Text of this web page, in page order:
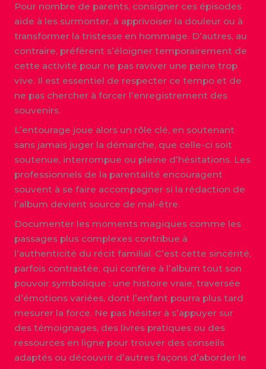
Pour nombre de parents, consigner ces épisodes
aide à les surmonter, à apprivoiser la douleur ou à
transformer la tristesse en hommage. D’autres, au
contraire, préfèrent s’éloigner temporairement de
cette activité pour ne pas raviver une peine trop
vive. Il est essentiel de respecter ce tempo et de
ne pas chercher à forcer l’enregistrement des
souvenirs.
L’entourage joue alors un rôle clé, en soutenant
sans jamais juger la démarche, que celle-ci soit
soutenue, interrompue ou pleine d’hésitations. Les
professionnels de la parentalité encouragent
souvent à se faire accompagner si la rédaction de
l’album devient source de mal-être.
Documenter les moments magiques comme les
passages plus complexes contribue à
l’authenticité du récit familial. C’est cette sincérité,
parfois contrastée, qui confère à l’album tout son
pouvoir symbolique : une histoire vraie, traversée
d’émotions variées, dont l’enfant pourra plus tard
mesurer la force. Ne pas hésiter à s’appuyer sur
des témoignages, des livres pratiques ou des
ressources en ligne pour trouver des conseils
adaptés ou découvrir d’autres façons d’aborder le